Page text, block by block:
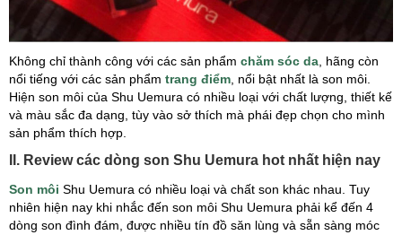
Không chỉ thành công với các sản phẩm chăm sóc da, hãng còn
nổi tiếng với các sản phẩm trang điểm, nổi bật nhất là son môi.
Hiện son môi của Shu Uemura có nhiều loại với chất lượng, thiết kế
và màu sắc đa dạng, tùy vào sở thích mà phái đẹp chọn cho mình
sản phẩm thích hợp.
II. Review các dòng son Shu Uemura hot nhất hiện nay
Son môi Shu Uemura có nhiều loại và chất son khác nhau. Tuy
nhiên hiện nay khi nhắc đến son môi Shu Uemura phải kể đến 4
dòng son đình đám, được nhiều tín đồ săn lùng và sẵn sàng móc